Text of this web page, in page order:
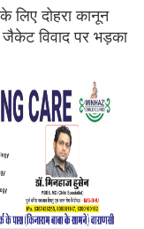
दोहरा कानून
विवाद पर भड़का